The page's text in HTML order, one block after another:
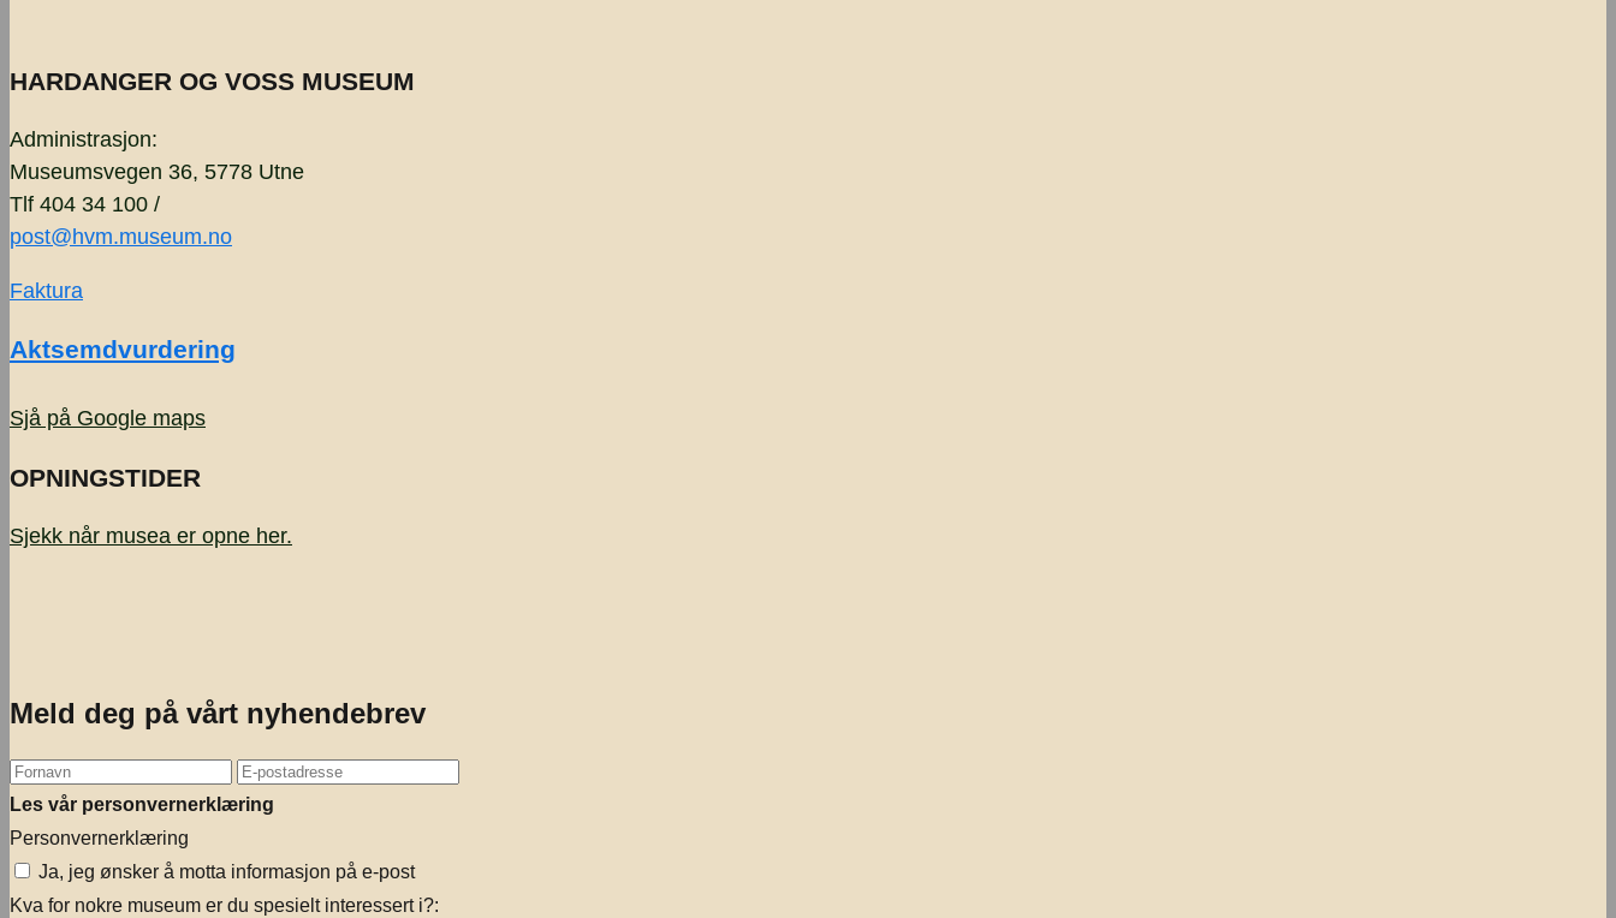
HARDANGER OG VOSS MUSEUM
Administrasjon:
Museumsvegen 36, 5778 Utne
Tlf 404 34 100 /
post@hvm.museum.no
Faktura
Aktsemdvurdering
Sjå på Google maps
OPNINGSTIDER
Sjekk når musea er opne her.
Meld deg på vårt nyhendebrev
Les vår personvernerklæring
Personvernerklæring
Ja, jeg ønsker å motta informasjon på e-post
Kva for nokre museum er du spesielt interessert i?: